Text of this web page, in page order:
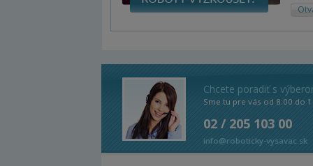
Chcete poradiť s
Sme tu pre vás od 8:00 do
02 / 205 103 00
info@roboticky-vysavac.sk